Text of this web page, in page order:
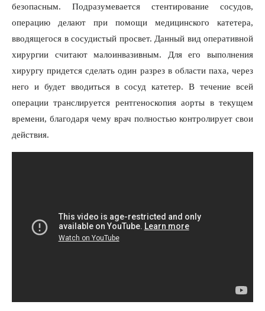
безопасным. Подразумевается стентирование сосудов,
операцию делают при помощи медицинского катетера,
вводящегося в сосудистый просвет. Данный вид оперативной
хирургии считают малоинвазивным. Для его выполнения
хирургу придется сделать один разрез в области паха, через
него и будет вводиться в сосуд катетер. В течение всей
операции транслируется рентгеноскопия аорты в текущем
времени, благодаря чему врач полностью контролирует свои
действия.